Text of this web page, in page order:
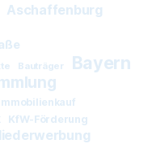
Aschaffenburg
Bauträger Bayern
KfW-Förderung